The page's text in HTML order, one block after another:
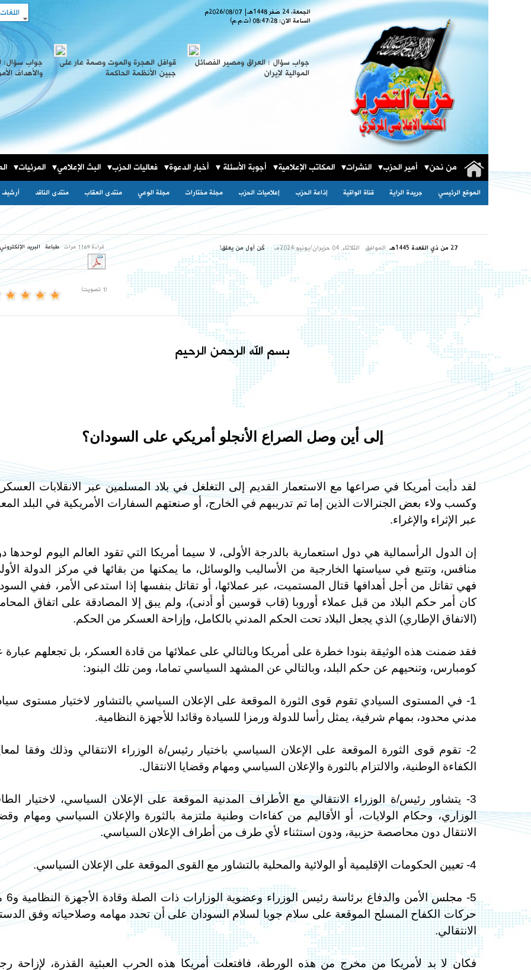
الجمعة، 24 صَفر 1448 هـ 2026/08/07م
الساعة الان:08:47:30 (ت.م.م)
اللغات
جواب سؤال : العراق ومصير الفصائل
الموالية لإيران
قوافل الهجرة والموت وصمة عار على
جبين الأنظمة الحاكمة
جواب سؤال:
والأهداف
من نحن أمير الحزب النشرات المكاتب الإعلامية أجوبة الأسئلة أخبار الدعوة فعاليات الحزب البث الإعلامي المرئيات
الموقع الرئيسي جريدة الراية قناة الواقية إذاعة الحزب إعلاميات الحزب مجلة مختارات مجلة الوعي منتدى العقاب منتدى الناقد أرشيف
27 من ذي القعدة 1445هـ الموافق الثلاثاء, 04 حزيران/يونيو 2024مـ كٌن أول من يعلق! قراءة 1169 مرات طباعة البريد الإلكتروني
(1 تصويت)
بسم الله الرحمن الرحيم
إلى أين وصل الصراع الأنجلو أمريكي على السودان؟
لقد دأبت أمريكا في صراعها مع الاستعمار القديم إلى التغلغل في بلاد المسلمين عبر الانقلابات
وكسب ولاء بعض الجنرالات الذين إما تم تدريبهم في الخارج، أو صنعتهم السفارات الأمريكية في البلد
عبر الإثراء والإغراء.
إن الدول الرأسمالية هي دول استعمارية بالدرجة الأولى، لا سيما أمريكا التي تقود العالم اليوم لوحدها
منافس، وتتبع في سياستها الخارجية من الأساليب والوسائل، ما يمكنها من بقائها في مركز الدولة
فهي تقاتل من أجل أهدافها قتال المستميت، عبر عملائها، أو تقاتل بنفسها إذا استدعى الأمر، ففي
كان أمر حكم البلاد من قبل عملاء أوروبا (قاب قوسين أو أدنى)، ولم يبق إلا المصادقة على اتفاق
(الاتفاق الإطاري) الذي يجعل البلاد تحت الحكم المدني بالكامل، وإزاحة العسكر من الحكم.
فقد ضمنت هذه الوثيقة بنودا خطرة على أمريكا وبالتالي على عملائها من قادة العسكر، بل تجعلهم عبارة
كومبارس، وتنحيهم عن حكم البلد، وبالتالي عن المشهد السياسي تماما، ومن تلك البنود:
1- في المستوى السيادي تقوم قوى الثورة الموقعة على الإعلان السياسي بالتشاور لاختيار مستوى
مدني محدود، بمهام شرفية، يمثل رأسا للدولة ورمزا للسيادة وقائدا للأجهزة النظامية.
2- تقوم قوى الثورة الموقعة على الإعلان السياسي باختيار رئيس/ة الوزراء الانتقالي وذلك وفقا
الكفاءة الوطنية، والالتزام بالثورة والإعلان السياسي ومهام وقضايا الانتقال.
3- يتشاور رئيس/ة الوزراء الانتقالي مع الأطراف المدنية الموقعة على الإعلان السياسي، لاختيار
الوزاري، وحكام الولايات، أو الأقاليم من كفاءات وطنية ملتزمة بالثورة والإعلان السياسي ومهام
الانتقال دون محاصصة حزبية، ودون استثناء لأي طرف من أطراف الإعلان السياسي.
4- تعيين الحكومات الإقليمية أو الولائية والمحلية بالتشاور مع القوى الموقعة على الإعلان السياسي.
5- مجلس
حركات الكفاح المسلح الموقعة على سلام جوبا لسلام السودان على أن تحدد مهامه وصلاحياته وفق
الانتقالي.
فكان لا بد لأمريكا من مخرج من هذه الورطة، فافتعلت أمريكا هذه الحرب العبثية القذرة، لإزاحة